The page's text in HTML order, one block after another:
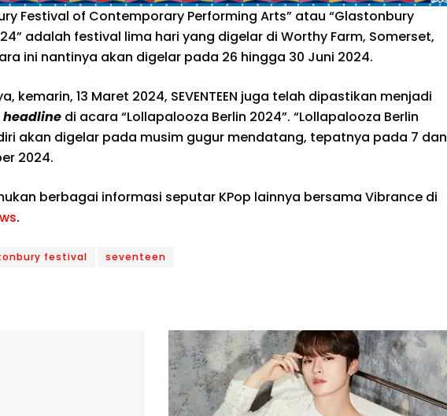
Festival of Contemporary Performing Arts” atau “Glastonbury
adalah festival lima hari yang digelar di Worthy Farm, Somerset,
ini nantinya akan digelar pada 26 hingga 30 Juni 2024.
kemarin, 13 Maret 2024, SEVENTEEN juga telah dipastikan menjadi
headline di acara “Lollapalooza Berlin 2024”. “Lollapalooza Berlin
akan digelar pada musim gugur mendatang, tepatnya pada 7 dan
2024.
berbagai informasi seputar KPop lainnya bersama Vibrance di
.
festival seventeen